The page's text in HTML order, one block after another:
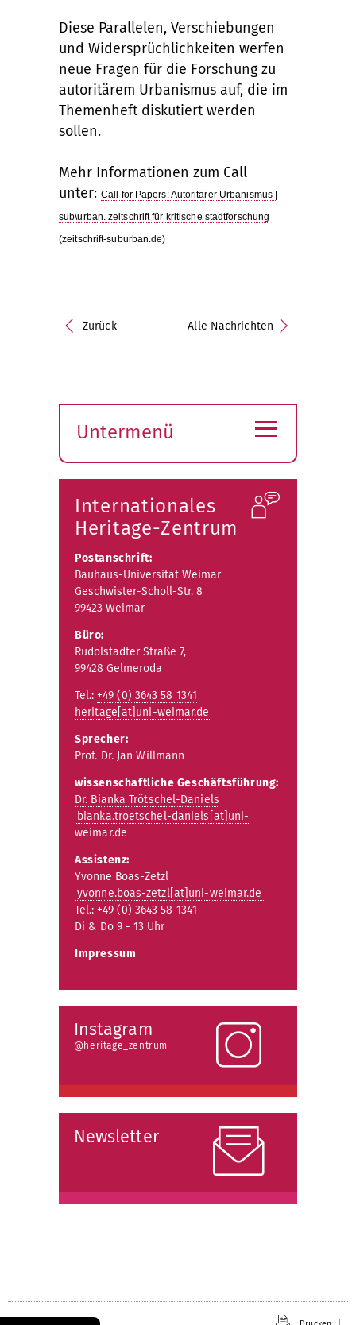
Diese Parallelen, Verschiebungen
und Widersprüchlichkeiten werfen
neue Fragen für die Forschung zu
autoritärem Urbanismus auf, die im
Themenheft diskutiert werden
sollen.
Mehr Informationen zum Call
unter: Call for Papers: Autoritärer Urbanismus |
sub\urban. zeitschrift für kritische stadtforschung
(zeitschrift-suburban.de)
Zurück Alle Nachrichten
Untermenü
öffnen
≡
Internationales
Heritage-Zentrum
Postanschrift:
Bauhaus-Universität Weimar
Geschwister-Scholl-Str. 8
99423 Weimar
Büro:
Rudolstädter Straße 7,
99428 Gelmeroda
Tel.: +49 (0) 3643 58 1341
heritage[at]uni-weimar.de
Sprecher:
Prof. Dr. Jan Willmann
wissenschaftliche Geschäftsführung:
Dr. Bianka Trötschel-Daniels
bianka.troetschel-daniels[at]uni-
weimar.de
Assistenz:
Yvonne Boas-Zetzl
yvonne.boas-zetzl[at]uni-weimar.de
Tel.: +49 (0) 3643 58 1341
Di & Do 9 - 13 Uhr
Impressum
Instagram
@heritage_zentrum
Newsletter